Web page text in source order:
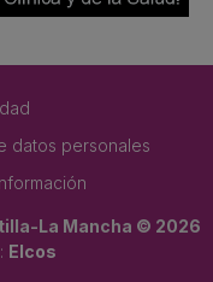
datos personales
La Mancha © 2026
Elcos